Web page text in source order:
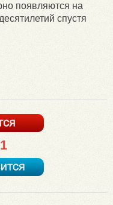
появляются на
спустя
1